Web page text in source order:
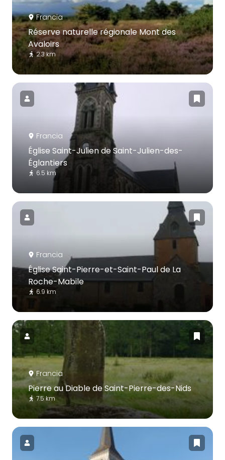
Francia
Réserve naturelle régionale Mont des
Avaloirs
2.3 km
Francia
Église Saint-Julien de Saint-Julien-des-
Églantiers
6.5 km
Francia
Église Saint-Pierre-et-Saint-Paul de La
Roche-Mabile
6.9 km
Francia
Pierre au Diable de Saint-Pierre-des-Nids
7.5 km